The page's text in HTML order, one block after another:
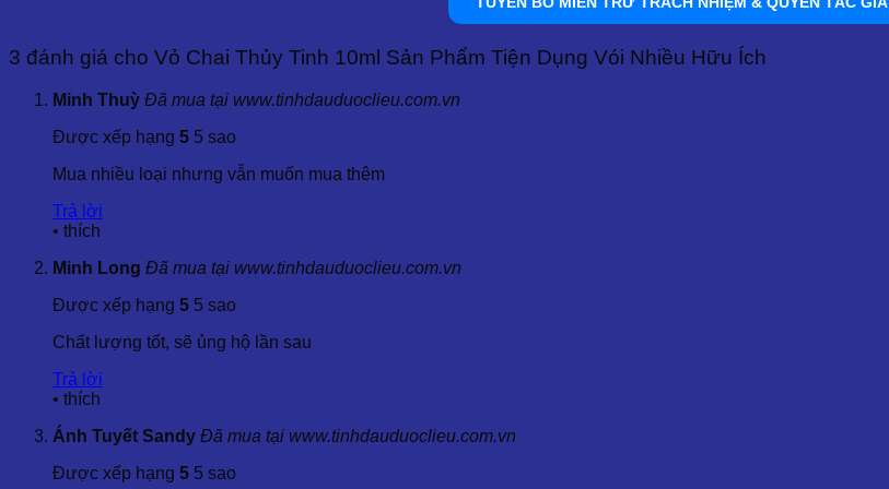
3 đánh giá cho Vỏ Chai Thủy Tinh 10ml Sản Phẩm Tiện Dụng Vói Nhiều Hữu Ích
Minh Thuỳ Đã mua tại www.tinhdauduoclieu.com.vn
Được xếp hạng 5 5 sao
Mua nhiều loại nhưng vẫn muốn mua thêm
Trả lời
• thích
Minh Long Đã mua tại www.tinhdauduoclieu.com.vn
Được xếp hạng 5 5 sao
Chất lượng tốt, sẽ ủng hộ lần sau
Trả lời
• thích
Ánh Tuyết Sandy Đã mua tại www.tinhdauduoclieu.com.vn
Được xếp hạng 5 5 sao